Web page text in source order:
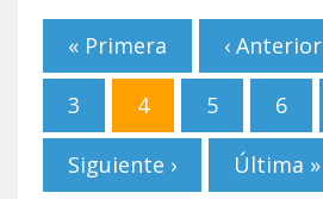
Páginas
« Primera ‹ Anterior
3 4 5 6
Siguiente › Última »